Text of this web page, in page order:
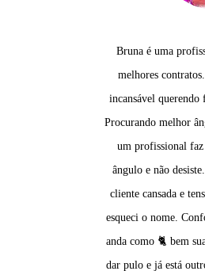
Bruna é uma
melhores
incansável querendo
Procurando melhor
um profissional
ângulo e não
cliente cansada e
esqueci o nome.
anda como 🐈 bem
dar pulo e já está